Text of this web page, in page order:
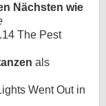
Nächsten wie
The Pest
als
Went Out in